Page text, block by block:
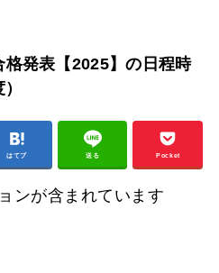
発表【2025】の日程時
はてブ 送る Pocket
ンが含まれています